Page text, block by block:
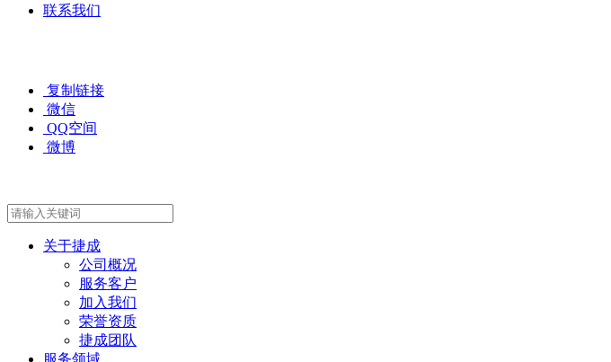
联系我们
复制链接
微信
QQ空间
微博
关于捷成
公司概况
服务客户
加入我们
荣誉资质
捷成团队
服务领域